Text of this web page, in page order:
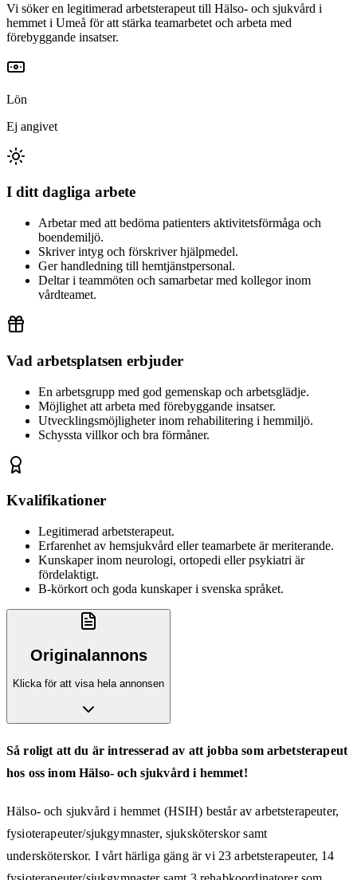
Vi söker en legitimerad arbetsterapeut till Hälso- och sjukvård i
hemmet i Umeå för att stärka teamarbetet och arbeta med
förebyggande insatser.
Lön
Ej angivet
I ditt dagliga arbete
Arbetar med att bedöma patienters aktivitetsförmåga och
boendemiljö.
Skriver intyg och förskriver hjälpmedel.
Ger handledning till hemtjänstpersonal.
Deltar i teammöten och samarbetar med kollegor inom
vårdteamet.
Vad arbetsplatsen erbjuder
En arbetsgrupp med god gemenskap och arbetsglädje.
Möjlighet att arbeta med förebyggande insatser.
Utvecklingsmöjligheter inom rehabilitering i hemmiljö.
Schyssta villkor och bra förmåner.
Kvalifikationer
Legitimerad arbetsterapeut.
Erfarenhet av hemsjukvård eller teamarbete är meriterande.
Kunskaper inom neurologi, ortopedi eller psykiatri är
fördelaktigt.
B-körkort och goda kunskaper i svenska språket.
Originalannons
Klicka för att visa hela annonsen
Så roligt att du är intresserad av att jobba som arbetsterapeut
hos oss inom Hälso- och sjukvård i hemmet!
Hälso- och sjukvård i hemmet (HSIH) består av arbetsterapeuter,
fysioterapeuter/sjukgymnaster, sjuksköterskor samt
undersköterskor. I vårt härliga gäng är vi 23 arbetsterapeuter, 14